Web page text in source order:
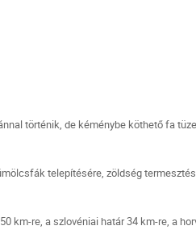
történik, de kéménybe köthető fa
telepítésére, zöldség
km-re, a szlovéniai határ 34 km-re, a